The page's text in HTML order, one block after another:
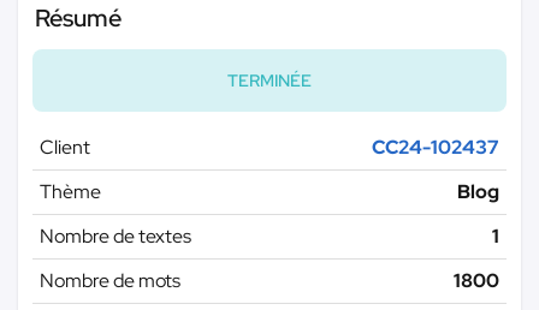
Résumé
TERMINÉE
Client
CC24-102437
Thème
Blog
Nombre de textes
1
Nombre de mots
1800